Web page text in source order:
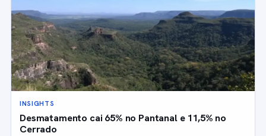
INSIGHTS
Desmatamento cai 65% no Pantanal e 11,5% no
Cerrado